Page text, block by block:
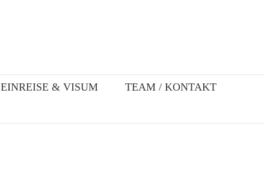
EINREISE & VISUM TEAM / KONTAKT